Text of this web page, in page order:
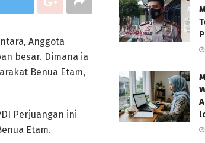
Anggota
besar. Dimana ia
Benua Etam,
Perjuangan ini
Etam.